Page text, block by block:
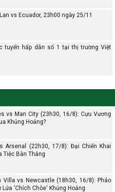
vs Ecuador, 23h00 ngày 25/11
tuyến hấp dẫn số 1 tại thị trường Việt
vs Man City (23h30, 16/8): Cựu Vương
Khủng Hoảng?
Arsenal (22h30, 17/8): Đại Chiến Khai
Tiệc Bàn Thắng
Villa vs Newcastle (18h30, 16/8): Pháo
Lửa 'Chích Chòe' Khủng Hoảng